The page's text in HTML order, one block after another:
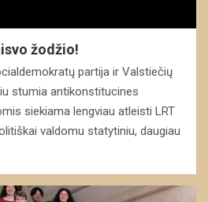
žodžio!
partija ir Valstiečių
stumia antikonstitucines
siekiama lengviau atleisti LRT
valdomu statytiniu, daugiau